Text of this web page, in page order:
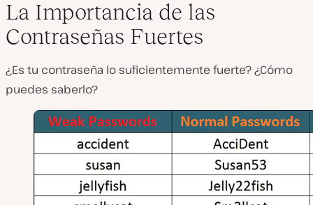
La Importancia de las
Contraseñas Fuertes
¿Es tu contraseña lo suficientemente fuerte? ¿Cómo
puedes saberlo?